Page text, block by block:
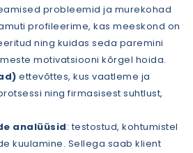
probleemid ja murekohad
profileerime, kas meeskond on
ning kuidas seda paremini
motivatsiooni kõrgel hoida.
ettevõttes, kus vaatleme ja
ning firmasisest suhtlust,
analüüsid: testostud, kohtumistel
kuulamine. Sellega saab klient